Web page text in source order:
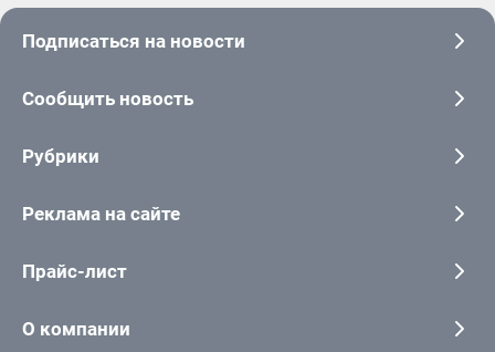
Подписаться на новости
Сообщить новость
Рубрики
Реклама на сайте
Прайс-лист
О компании